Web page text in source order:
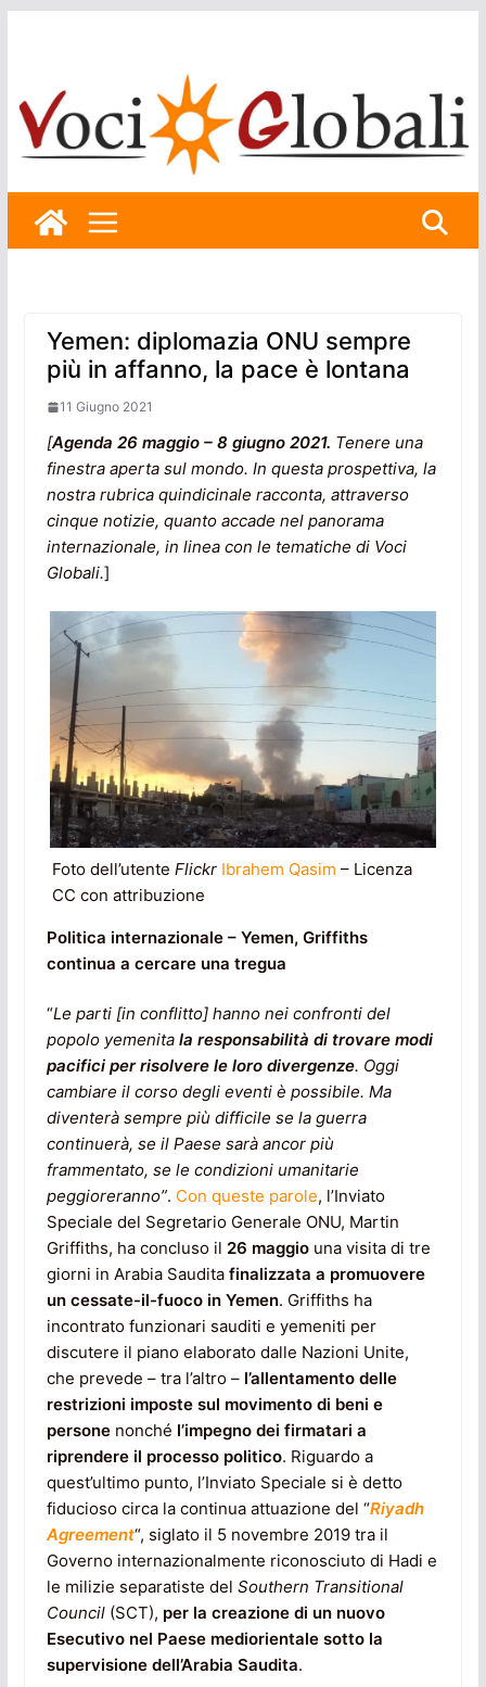
Yemen: diplomazia ONU sempre
più in affanno, la pace è lontana
11 Giugno 2021
[Agenda 26 maggio – 8 giugno 2021. Tenere una
finestra aperta sul mondo. In questa prospettiva, la
nostra rubrica quindicinale racconta, attraverso
cinque notizie, quanto accade nel panorama
internazionale, in linea con le tematiche di Voci
Globali.]
Foto dell’utente Flickr Ibrahem Qasim – Licenza
CC con attribuzione
Politica internazionale – Yemen, Griffiths
continua a cercare una tregua
“Le parti [in conflitto] hanno nei confronti del
popolo yemenita la responsabilità di trovare modi
pacifici per risolvere le loro divergenze. Oggi
cambiare il corso degli eventi è possibile. Ma
diventerà sempre più difficile se la guerra
continuerà, se il Paese sarà ancor più
frammentato, se le condizioni umanitarie
peggioreranno”. Con queste parole, l’Inviato
Speciale del Segretario Generale ONU, Martin
Griffiths, ha concluso il 26 maggiouna visita di tre
giorni in Arabia Saudita finalizzata a promuovere
un cessate-il-fuoco in Yemen. Griffiths ha
incontrato funzionari sauditi e yemeniti per
discutere il piano elaborato dalle Nazioni Unite,
che prevede – tra l’altro – l’allentamento delle
restrizioni imposte sul movimento di beni e
personenonché l’impegno dei firmatari a
riprendere il processo politico. Riguardo a
quest’ultimo punto, l’Inviato Speciale si è detto
fiducioso circa la continua attuazione del “Riyadh
Agreement“, siglato il 5 novembre 2019 tra il
Governo internazionalmente riconosciuto di Hadi e
le milizie separatiste del Southern Transitional
Council(SCT), per la creazione di un nuovo
Esecutivo nel Paese mediorientale sotto la
supervisione dell’Arabia Saudita.